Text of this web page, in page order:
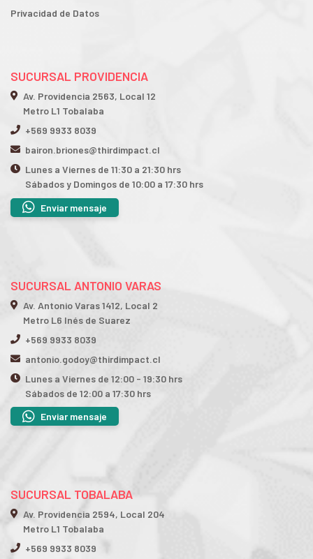
Privacidad de Datos
SUCURSAL PROVIDENCIA
Av. Providencia 2563, Local 12
Metro L1 Tobalaba
+569 9933 8039
bairon.briones@thirdimpact.cl
Lunes a Viernes de 11:30 a 21:30 hrs
Sábados y Domingos de 10:00 a 17:30 hrs
Enviar mensaje
SUCURSAL ANTONIO VARAS
Av. Antonio Varas 1412, Local 2
Metro L6 Inés de Suarez
+569 9933 8039
antonio.godoy@thirdimpact.cl
Lunes a Viernes de 12:00 - 19:30 hrs
Sábados de 12:00 a 17:30 hrs
Enviar mensaje
SUCURSAL TOBALABA
Av. Providencia 2594, Local 204
Metro L1 Tobalaba
+569 9933 8039